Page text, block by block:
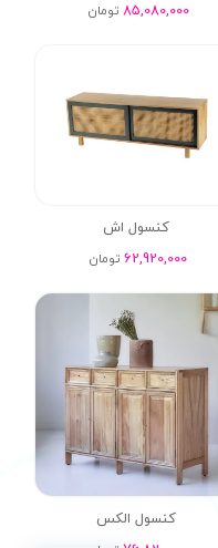
85,080,000 تومان
کنسول اش
62,920,000 تومان
کنسول الکس